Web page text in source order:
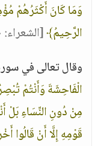
وَمَا كَانَ أَكْثَرُهُمْ
الرَّحِيمُ﴾[الشعراء: ١٦٠ - ١٧٥]
وقال تعالى في
الْفَاحِشَةَ وَأَنْتُمْ
مِنْ دُونِ النِّسَاءِ بَلْ
قَوْمِهِ إِلَّا أَنْ قَالُوا